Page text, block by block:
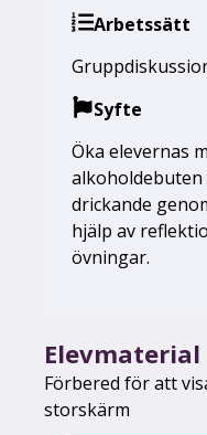
Arbetssätt
Syfte
Öka elevernas
drickande
hjälp av
övningar.
Elevmaterial
Förbered för att
storskärm